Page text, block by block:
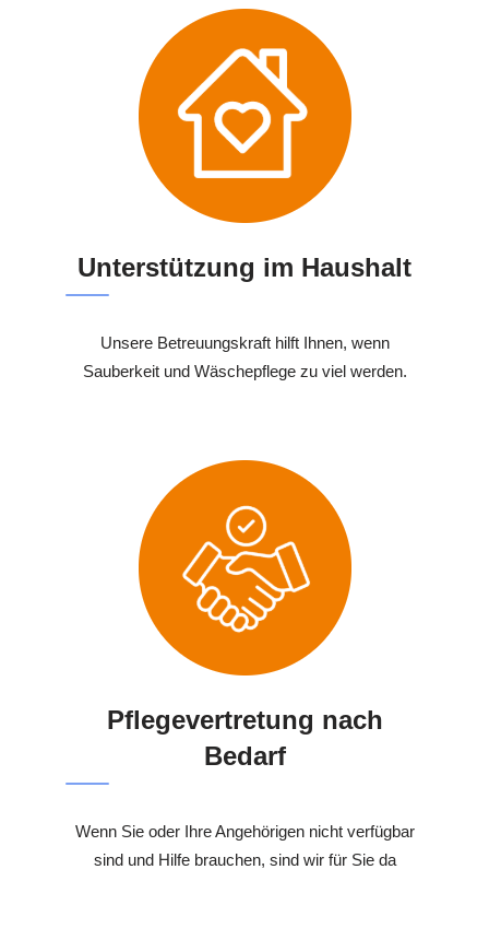
Unterstützung im Haushalt
Unsere Betreuungskraft hilft Ihnen, wenn
Sauberkeit und Wäschepflege zu viel werden.
Pflegevertretung nach
Bedarf
Wenn Sie oder Ihre Angehörigen nicht verfügbar
sind und Hilfe brauchen, sind wir für Sie da